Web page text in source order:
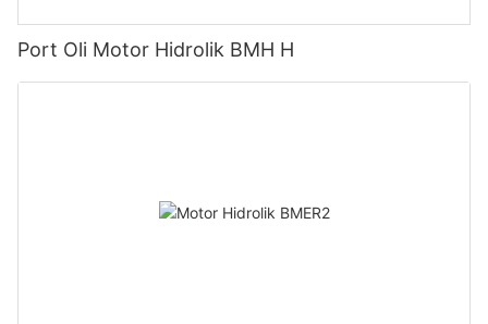
Port Oli Motor Hidrolik BMH H